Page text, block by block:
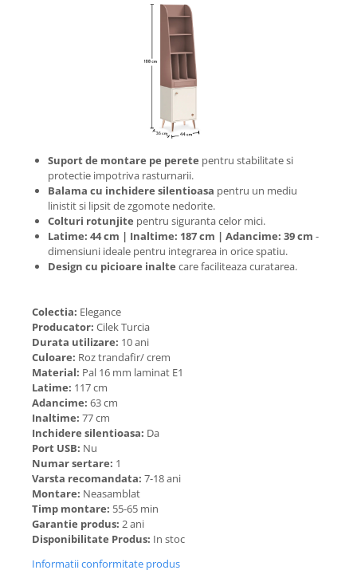
Suport de montare pe perete pentru stabilitate si
protectie impotriva rasturnarii.
Balama cu inchidere silentioasa pentru un mediu
linistit si lipsit de zgomote nedorite.
Colturi rotunjite pentru siguranta celor mici.
Latime: 44 cm | Inaltime: 187 cm | Adancime: 39 cm -
dimensiuni ideale pentru integrarea in orice spatiu.
Design cu picioare inalte care faciliteaza curatarea.
Colectia: Elegance
Producator: Cilek Turcia
Durata utilizare: 10 ani
Culoare: Roz trandafir/ crem
Material: Pal 16 mm laminat E1
Latime: 117 cm
Adancime: 63 cm
Inaltime: 77 cm
Inchidere silentioasa: Da
Port USB: Nu
Numar sertare: 1
Varsta recomandata: 7-18 ani
Montare: Neasamblat
Timp montare: 55-65 min
Garantie produs: 2 ani
Disponibilitate Produs: In stoc
Informatii conformitate produs